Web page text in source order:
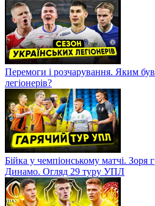
Перемоги і розчарування. Яким
легіонерів?
Бійка у чемпіонському матчі. Зоря
Динамо. Огляд 29 туру УПЛ